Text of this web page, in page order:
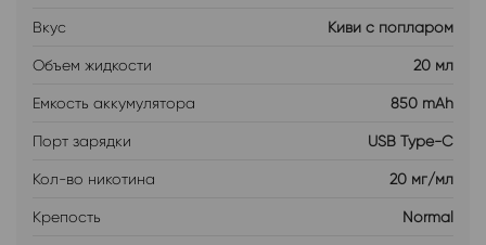
Вкус Киви с попларом
Объем жидкости 20 мл
Емкость аккумулятора 850 mAh
Порт зарядки USB Type-C
Кол-во никотина 20 мг/мл
Крепость Normal